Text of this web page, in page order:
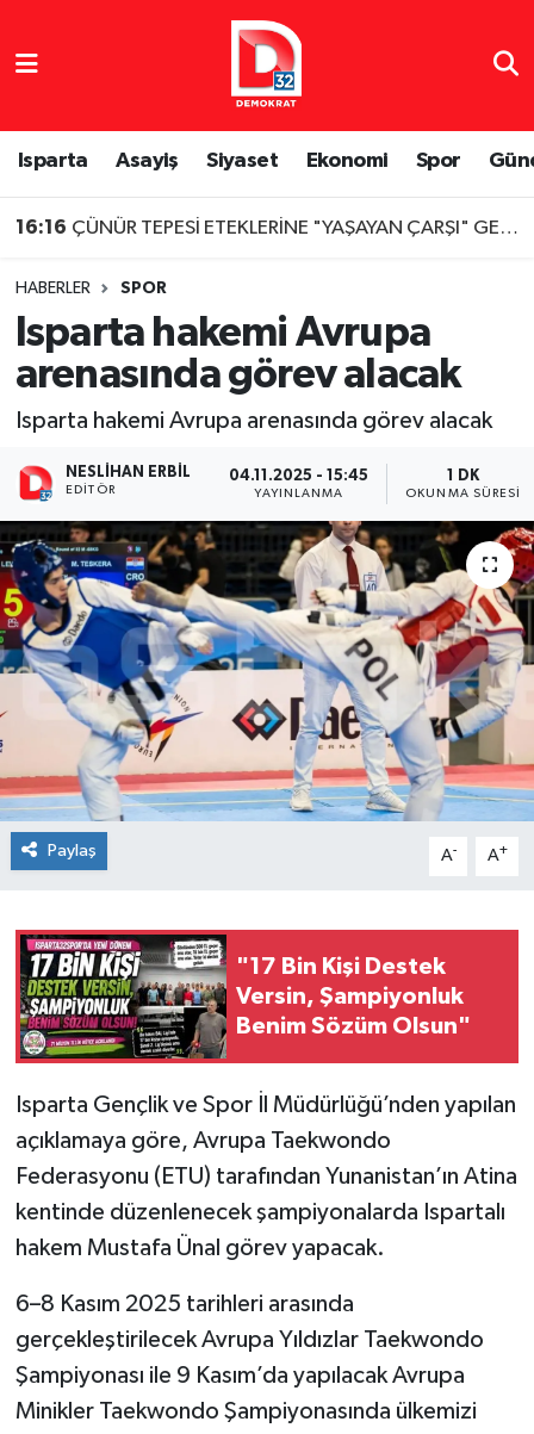
Isparta Asayiş Siyaset Ekonomi Spor
16:16 ÇÜNÜR TEPESİ ETEKLERİNE "YAŞAYAN ÇARŞI" GELİYOR
HABERLER SPOR
Isparta hakemi Avrupa
arenasında görev alacak
Isparta hakemi Avrupa arenasında görev alacak
NESLIHAN ERBIL
EDITÖR
04.11.2025 - 15:45
YAYINLANMA
1 DK
OKUNMA SÜRESI
Paylaş A- A+
"17 Bin Kişi Destek
Versin, Şampiyonluk
Benim Sözüm Olsun"
Isparta Gençlik ve Spor İl Müdürlüğü’nden yapılan
açıklamaya göre, Avrupa Taekwondo
Federasyonu (ETU) tarafından Yunanistan’ın Atina
kentinde düzenlenecek şampiyonalarda Ispartalı
hakem Mustafa Ünal görev yapacak.
6–8 Kasım 2025 tarihleri arasında
gerçekleştirilecek Avrupa Yıldızlar Taekwondo
Şampiyonası ile 9 Kasım’da yapılacak Avrupa
Minikler Taekwondo Şampiyonasında ülkemizi
Isparta Nöbetçi Eczaneler
Isparta Hava Durumu
Isparta Namaz Vakitleri
Süper Lig Puan Durumu ve Fikstür
Tüm Manşetler